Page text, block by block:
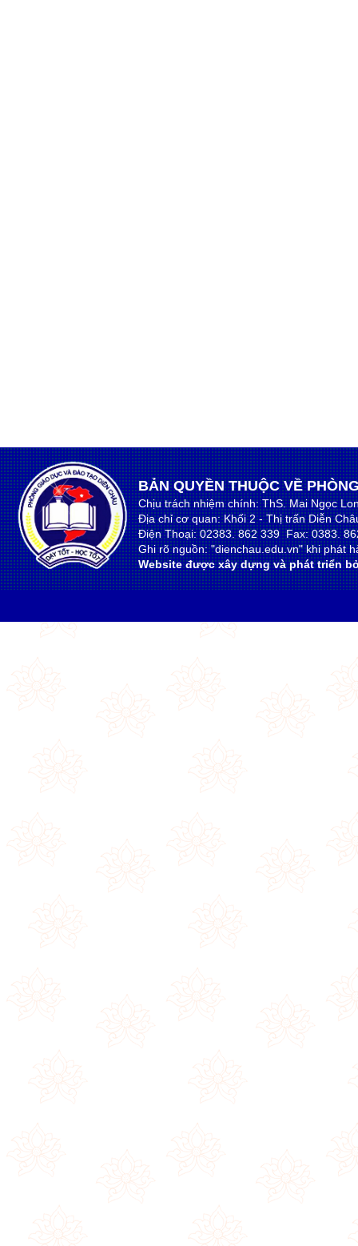
BẢN QUYỀN THUỘC VỀ
Chịu trách nhiệm chính: ThS. Mai Ngọc
Địa chỉ cơ quan: Khối 2 - Thị trấn Diễn
Điện Thoại: 02383. 862 339 Fax: 0383.
Ghi rõ nguồn: "dienchau.edu.vn" khi phát
Website được xây dựng và phát triển